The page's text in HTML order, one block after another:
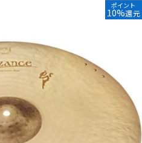
パーカッション
ポイント
10%還元